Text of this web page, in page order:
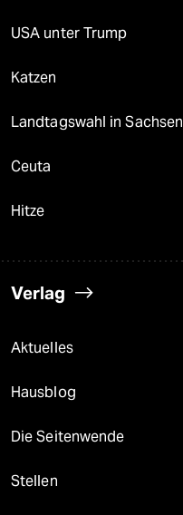
USA unter Trump
Katzen
Landtagswahl in
Ceuta
Hitze
Verlag
Aktuelles
Hausblog
Die Seitenwende
Stellen